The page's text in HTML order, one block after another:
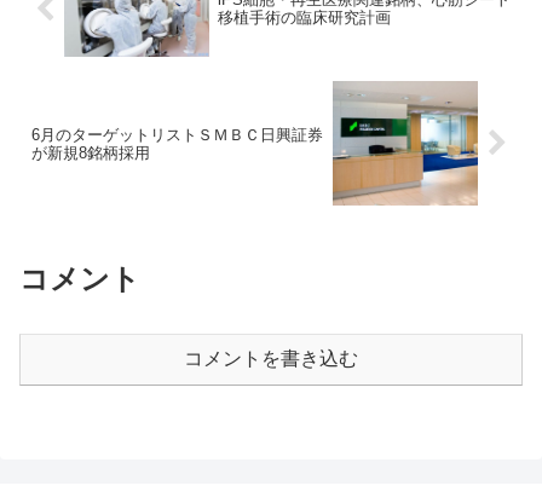
移植手術の臨床研究計画
6月のターゲットリストＳＭＢＣ日興証券
が新規8銘柄採用
コメント
コメントを書き込む